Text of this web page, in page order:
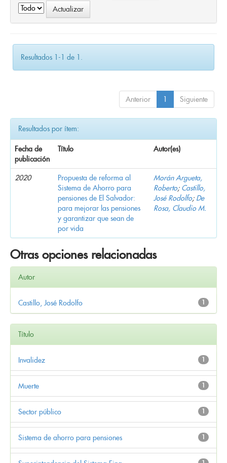
Resultados 1-1 de 1.
Anterior 1 Siguiente
Resultados por ítem:
Fecha de
publicación
Título Autor(es)
2020
Propuesta de reforma al
Sistema de Ahorro para
pensiones de El Salvador:
para mejorar las pensiones
y garantizar que sean de
por vida
Morán Argueta,
Roberto; Castillo,
José Rodolfo; De
Rosa, Claudio M.
Otras opciones relacionadas
Autor
1
Castillo, José Rodolfo
Título
1
Invalidez
1
Muerte
1
Sector público
1
Sistema de ahorro para pensiones